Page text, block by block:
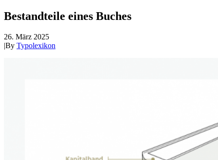
Bestandteile eines Buches
26. März 2025
|By Typolexikon